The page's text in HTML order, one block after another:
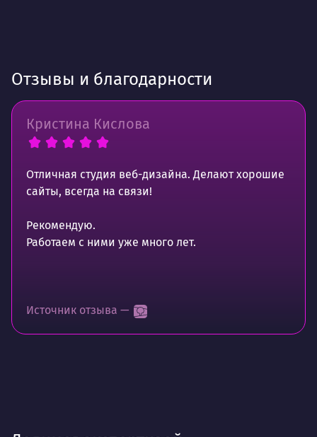
Отзывы и благодарности
Кристина Кислова
Отличная студия веб-дизайна. Делают хорошие
сайты, всегда на связи!
Рекомендую.
Работаем с ними уже много лет.
Источник отзыва —